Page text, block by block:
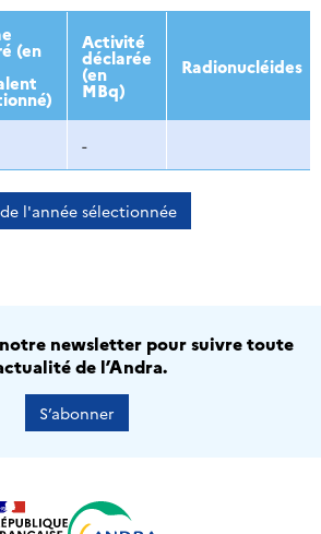
2015 2016
(en Activité
déclarée
(en
MBq)
Radionucléides
-
l'année sélectionnée
newsletter pour suivre toute
de l’Andra.
S’abonner